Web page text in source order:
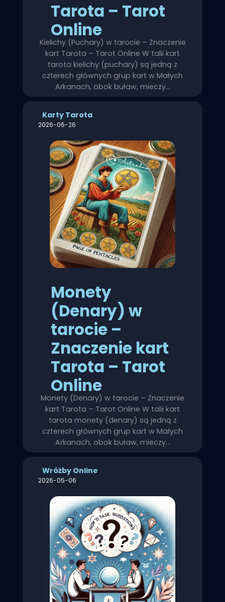
Tarota – Tarot
Online
Kielichy (Puchary) w tarocie – Znaczenie
kart Tarota – Tarot Online W talii kart
tarota kielichy (puchary) są jedną z
czterech głównych grup kart w Małych
Arkanach, obok buław, mieczy…
Karty Tarota
2026-06-26
Monety
(Denary) w
tarocie –
Znaczenie kart
Tarota – Tarot
Online
Monety (Denary) w tarocie – Znaczenie
kart Tarota – Tarot Online W talii kart
tarota monety (denary) są jedną z
czterech głównych grup kart w Małych
Arkanach, obok buław, mieczy…
Wróżby Online
2026-05-06